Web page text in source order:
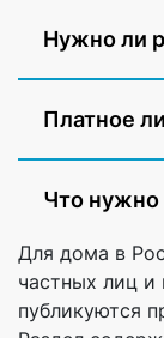
Нужно ли
Платное
Что нужно
Для дома в
частных лиц и
публикуются